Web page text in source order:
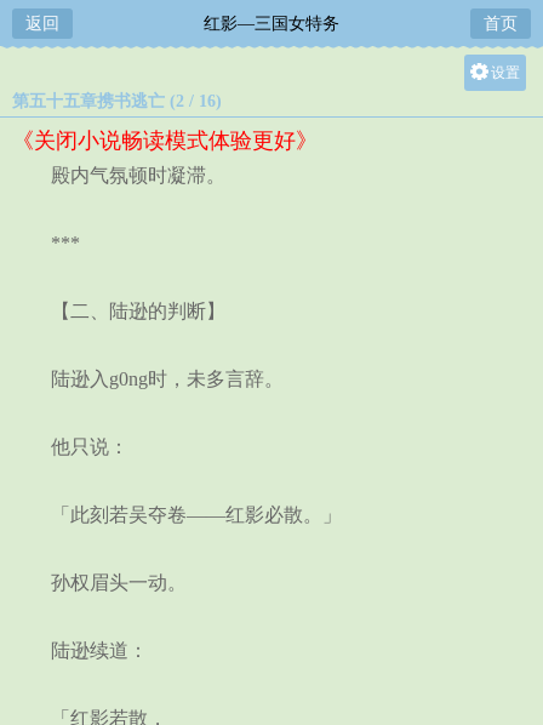
返回 红影—三国女特务 首页
设置
第五十五章携书逃亡 (2 / 16)
《关闭小说畅读模式体验更好》
殿内气氛顿时凝滞。
***
【二、陆逊的判断】
陆逊入g0ng时，未多言辞。
他只说：
「此刻若吴夺卷——红影必散。」
孙权眉头一动。
陆逊续道：
「红影若散，